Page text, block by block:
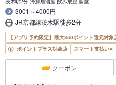
3001～4000円
JR京都線茨木駅徒歩2分
【アプリ予約限定】最大350ポイント還元対象
ポイントプラス対象店
スマート支払い可
クーポン